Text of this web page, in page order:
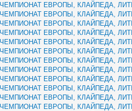
ЧЕМПИОНАТ ЕВРОПЫ, КЛАЙПЕДА,
ЧЕМПИОНАТ ЕВРОПЫ, КЛАЙПЕДА,
ЧЕМПИОНАТ ЕВРОПЫ, КЛАЙПЕДА,
ЧЕМПИОНАТ ЕВРОПЫ, КЛАЙПЕДА,
ЧЕМПИОНАТ ЕВРОПЫ, КЛАЙПЕДА,
ЧЕМПИОНАТ ЕВРОПЫ, КЛАЙПЕДА,
ЧЕМПИОНАТ ЕВРОПЫ, КЛАЙПЕДА,
ЧЕМПИОНАТ ЕВРОПЫ, КЛАЙПЕДА,
ЧЕМПИОНАТ ЕВРОПЫ, КЛАЙПЕДА,
ЧЕМПИОНАТ ЕВРОПЫ, КЛАЙПЕДА,
ЧЕМПИОНАТ ЕВРОПЫ, КЛАЙПЕДА,
ЧЕМПИОНАТ ЕВРОПЫ, КЛАЙПЕДА,